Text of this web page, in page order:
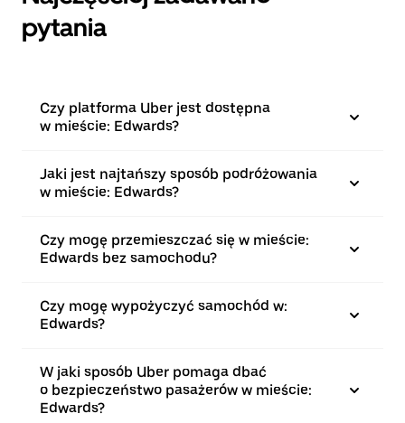
pytania
Czy platforma Uber jest dostępna
w mieście: Edwards?
Jaki jest najtańszy sposób podróżowania
w mieście: Edwards?
Czy mogę przemieszczać się w mieście:
Edwards bez samochodu?
Czy mogę wypożyczyć samochód w:
Edwards?
W jaki sposób Uber pomaga dbać
o bezpieczeństwo pasażerów w mieście:
Edwards?